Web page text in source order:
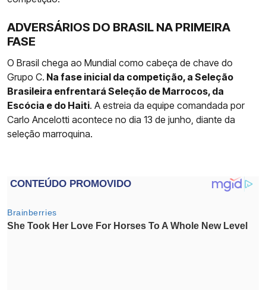
ADVERSÁRIOS DO BRASIL NA PRIMEIRA
FASE
O Brasil chega ao Mundial como cabeça de chave do
Grupo C. Na fase inicial da competição, a Seleção
Brasileira enfrentará Seleção de Marrocos, da
Escócia e do Haiti. A estreia da equipe comandada por
Carlo Ancelotti acontece no dia 13 de junho, diante da
seleção marroquina.